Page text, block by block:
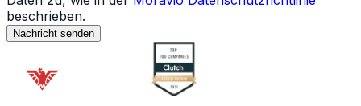
beschrieben.
Nachricht senden